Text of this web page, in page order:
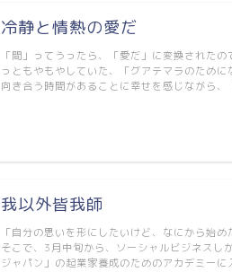
冷静と情熱の愛だ
「間」ってうったら、「愛だ」に変換された
っともやもやしていた、「グアテマラのために
向き合う時間があることに幸せを感じながら
我以外皆我師
「自分の思いを形にしたいけど、なにから始め
そこで、3月中旬から、ソーシャルビジネスし
ジャパン」の起業家養成のためのアカデミー